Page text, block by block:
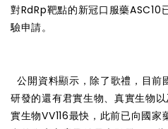
對RdRp靶點的新冠口服藥ASC10
驗申請。
公開資料顯示，除了歌禮，目前
研發的還有君實生物、真實生物
實生物VV116最快，此前已向國